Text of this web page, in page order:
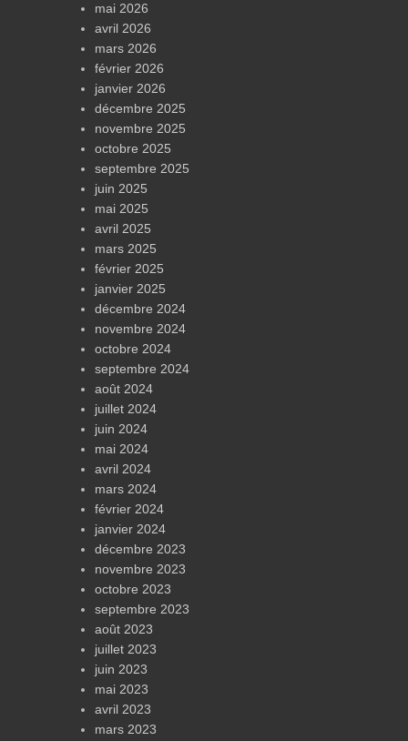
mai 2026
avril 2026
mars 2026
février 2026
janvier 2026
décembre 2025
novembre 2025
octobre 2025
septembre 2025
juin 2025
mai 2025
avril 2025
mars 2025
février 2025
janvier 2025
décembre 2024
novembre 2024
octobre 2024
septembre 2024
août 2024
juillet 2024
juin 2024
mai 2024
avril 2024
mars 2024
février 2024
janvier 2024
décembre 2023
novembre 2023
octobre 2023
septembre 2023
août 2023
juillet 2023
juin 2023
mai 2023
avril 2023
mars 2023